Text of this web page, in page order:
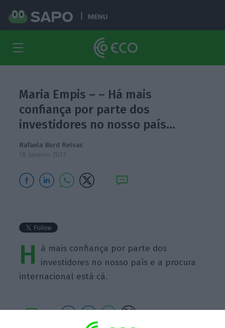
MENU
Maria Empis – – Há mais
confiança por parte dos
investidores no nosso país…
Rafaela Burd Relvas
18 Janeiro 2017
H
á mais confiança por parte dos
investidores no nosso país e a procura
internacional está cá.